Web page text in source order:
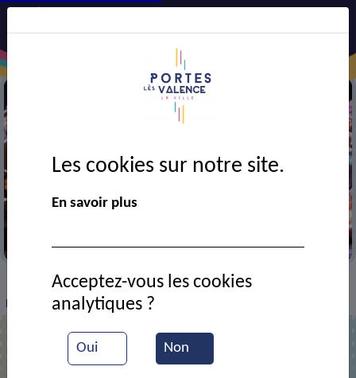
> VIE MUNICIPALE > Ressources documentaires
Forum des associations
Les cookies sur notre site.
En savoir plus
Oui Non
Acceptez-vous les cookies
analytiques ?